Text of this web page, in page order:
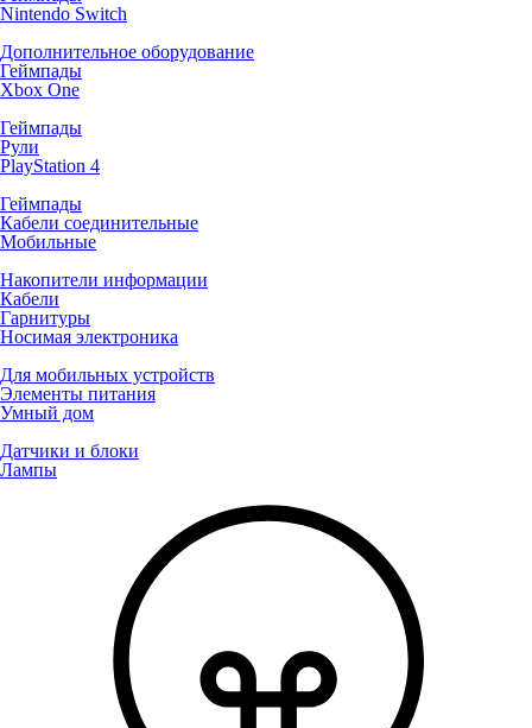
Nintendo Switch
Дополнительное оборудование
Геймпады
Xbox One
Геймпады
Рули
PlayStation 4
Геймпады
Кабели соединительные
Мобильные
Накопители информации
Кабели
Гарнитуры
Носимая электроника
Для мобильных устройств
Элементы питания
Умный дом
Датчики и блоки
Лампы